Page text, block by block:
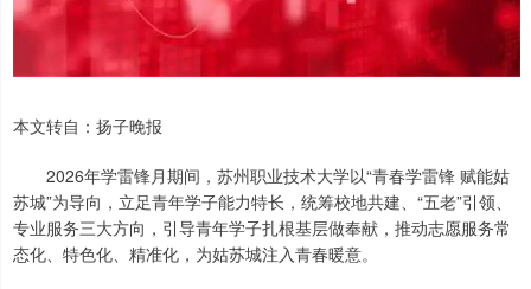
本文转自：扬子晚报
2026年学雷锋月期间，苏州职业技术大学以“青春学雷锋 赋能姑
苏城”为导向，立足青年学子能力特长，统筹校地共建、“五老”引领、
专业服务三大方向，引导青年学子扎根基层做奉献，推动志愿服务常
态化、特色化、精准化，为姑苏城注入青春暖意。